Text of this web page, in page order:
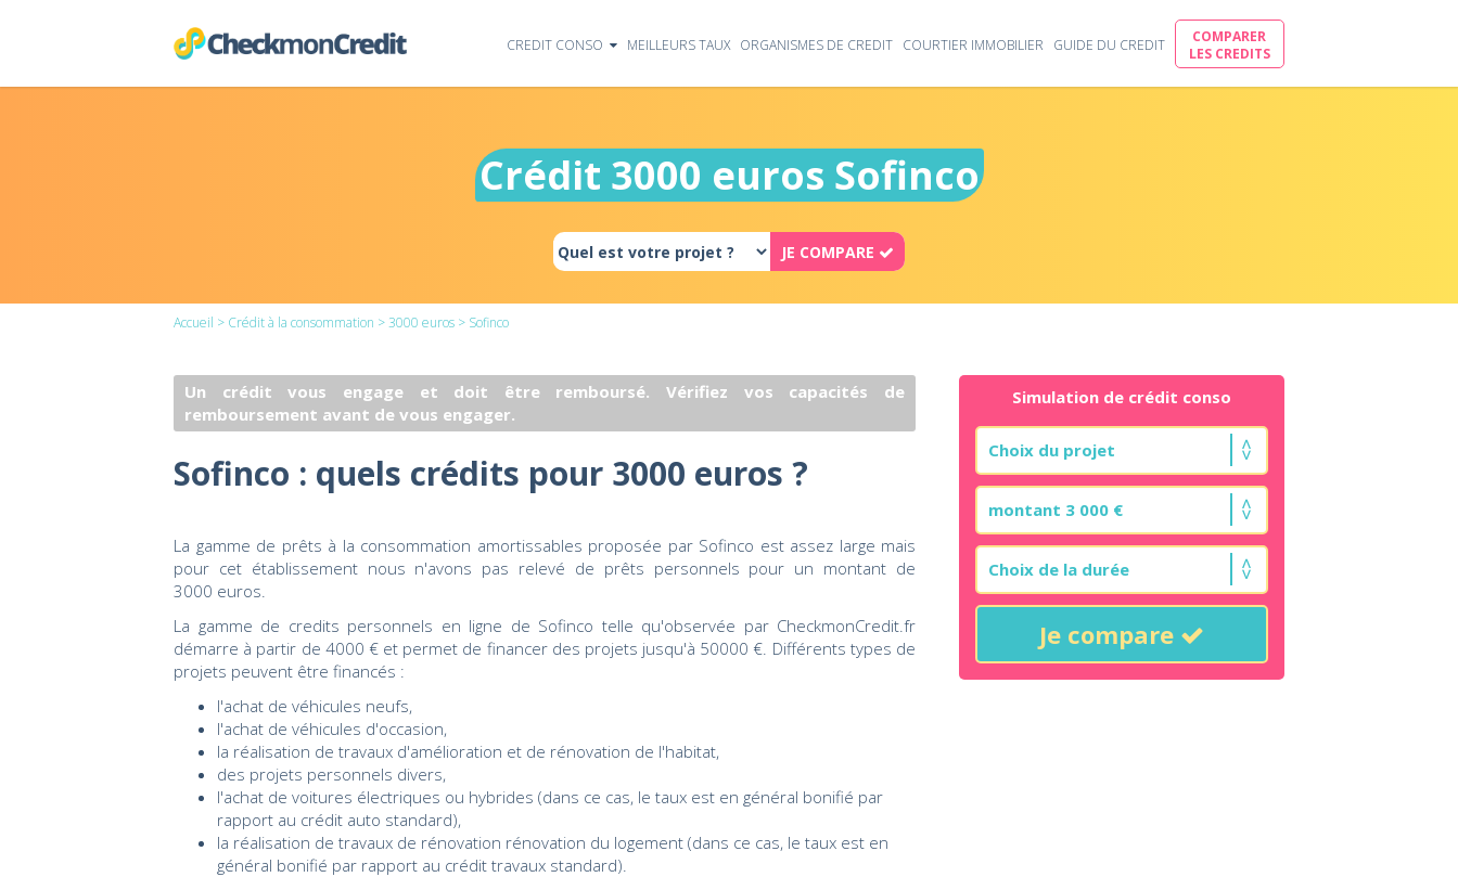
CREDIT CONSO MEILLEURS TAUX ORGANISMES DE CREDIT COURTIER IMMOBILIER GUIDE DU CREDIT
COMPARER
LES CREDITS
Crédit 3000 euros Sofinco
JE COMPARE
Accueil > Crédit à la consommation >3000 euros > Sofinco
Un crédit vous engage et doit être remboursé. Vérifiez vos capacités de
remboursement avant de vous engager.
Sofinco : quels crédits pour 3000 euros ?
La gamme de prêts à la consommation amortissables proposée par Sofinco est assez large mais
pour cet établissement nous n'avons pas relevé de prêts personnels pour un montant de
3000 euros.
La gamme de credits personnels en ligne de Sofinco telle qu'observée par CheckmonCredit.fr
démarre à partir de 4000 € et permet de financer des projets jusqu'à 50000 €. Différents types de
projets peuvent être financés :
l'achat de véhicules neufs,
l'achat de véhicules d'occasion,
la réalisation de travaux d'amélioration et de rénovation de l'habitat,
des projets personnels divers,
l'achat de voitures électriques ou hybrides (dans ce cas, le taux est en général bonifié par
rapport au crédit auto standard),
la réalisation de travaux de rénovation rénovation du logement (dans ce cas, le taux est en
général bonifié par rapport au crédit travaux standard).
Simulation de crédit conso
Je compare